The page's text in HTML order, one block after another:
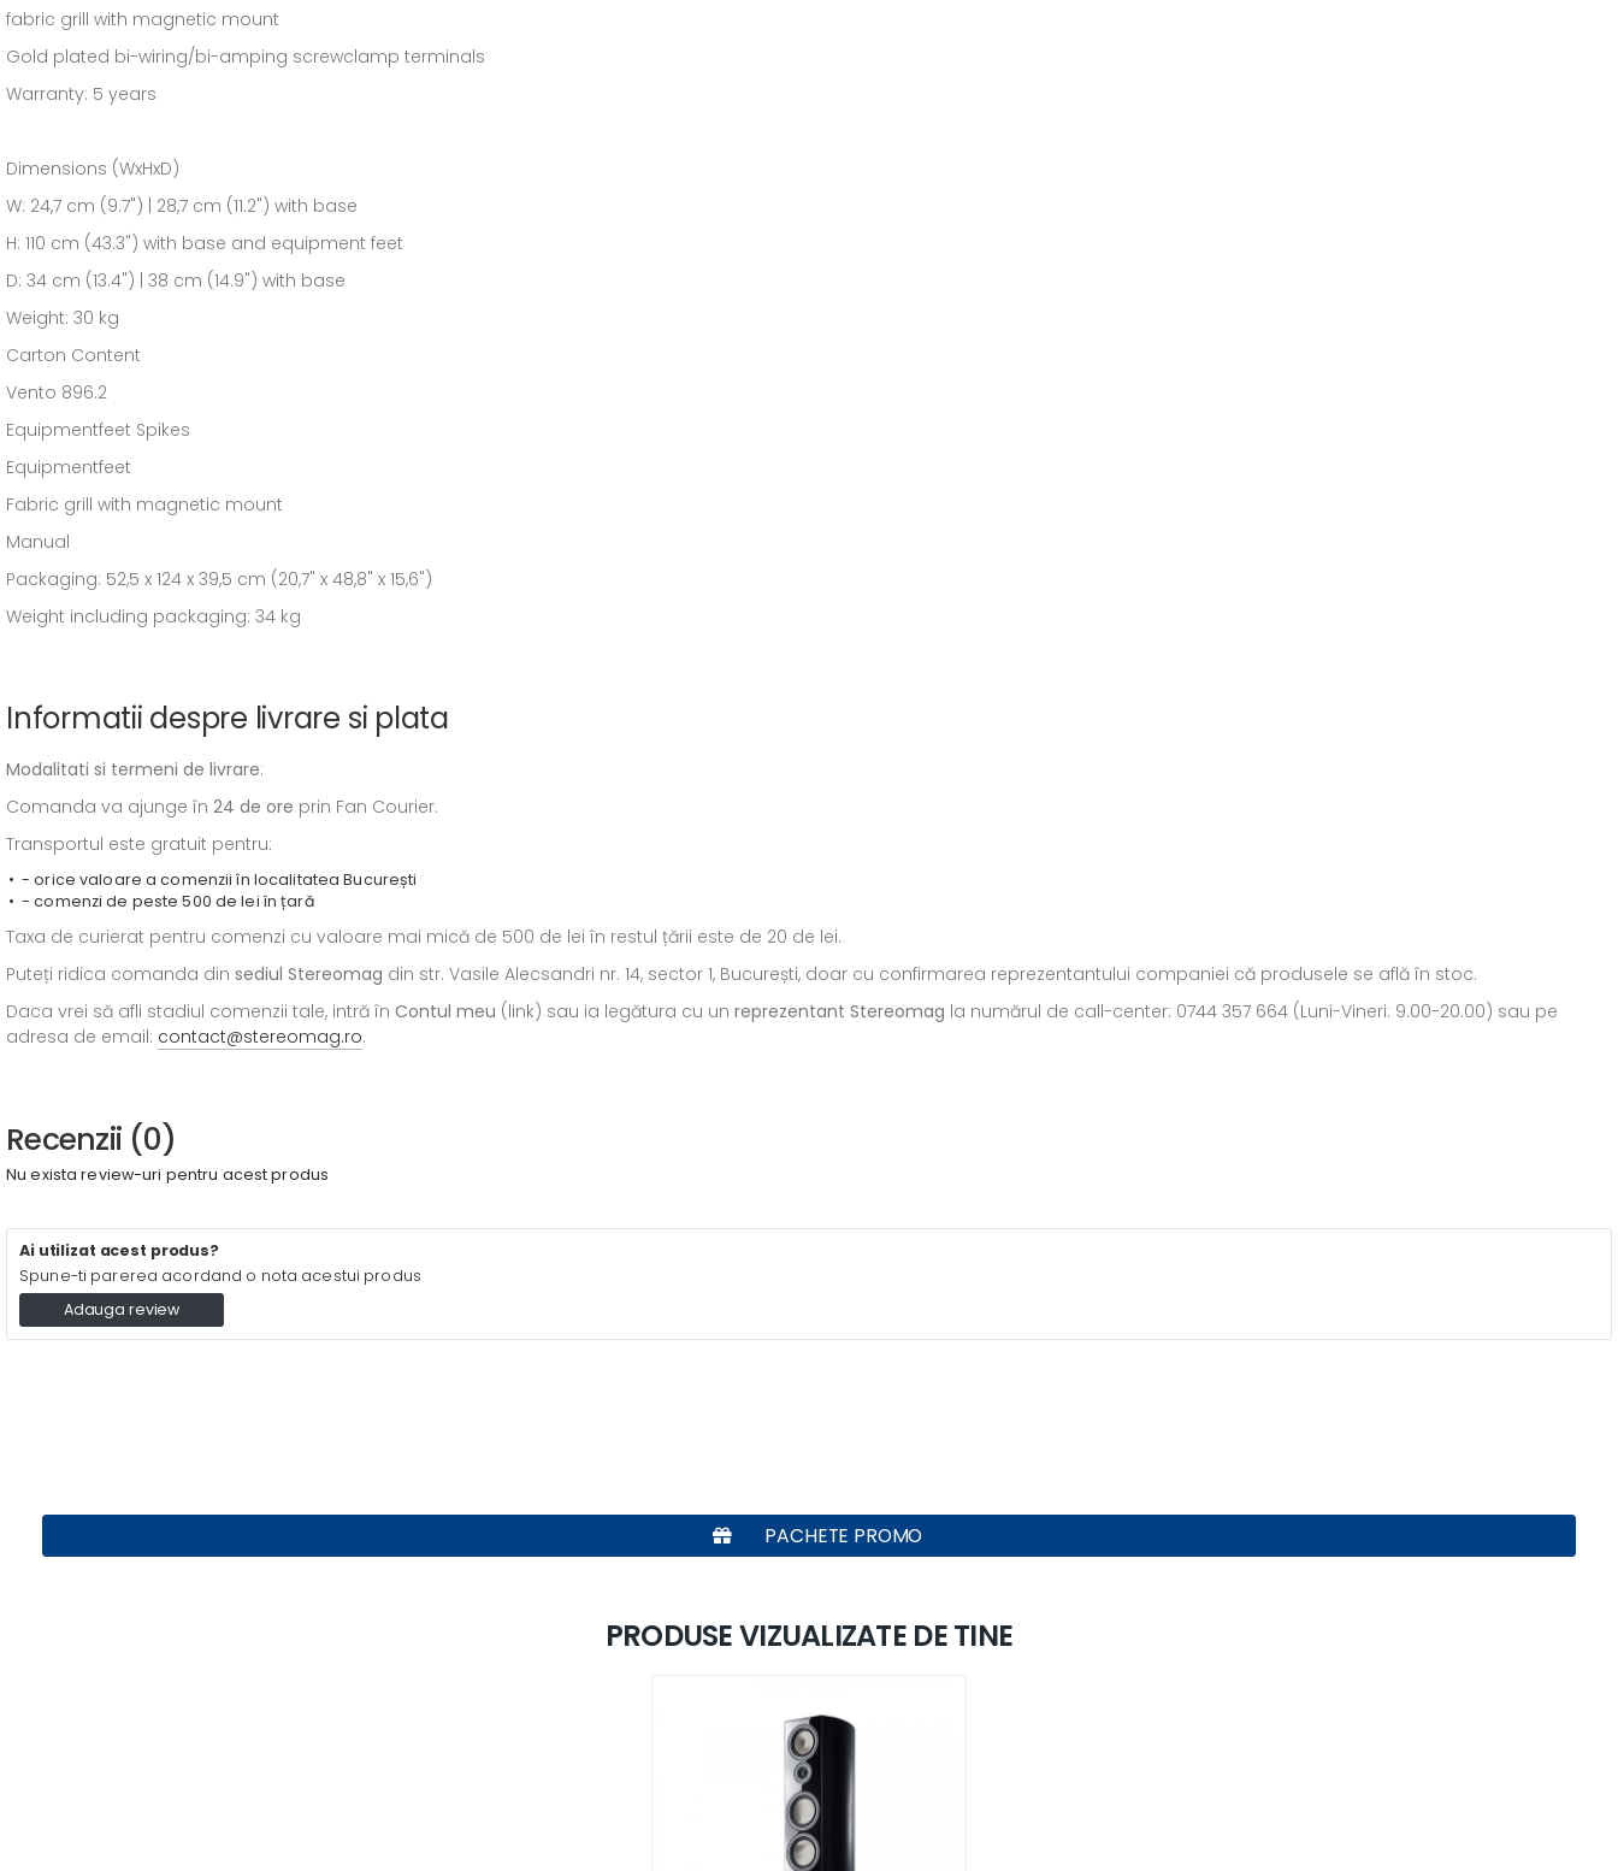
fabric grill with magnetic mount
Gold plated bi-wiring/bi-amping screwclamp terminals
Warranty: 5 years
Dimensions (WxHxD)
W: 24,7 cm (9.7") | 28,7 cm (11.2") with base
H: 110 cm (43.3") with base and equipment feet
D: 34 cm (13.4") | 38 cm (14.9") with base
Weight: 30 kg
Carton Content
Vento 896.2
Equipmentfeet Spikes
Equipmentfeet
Fabric grill with magnetic mount
Manual
Packaging: 52,5 x 124 x 39,5 cm (20,7" x 48,8" x 15,6")
Weight including packaging: 34 kg
Informatii despre livrare si plata
Modalitati si termeni de livrare:
Comanda va ajunge în 24 de ore prin Fan Courier.
Transportul este gratuit pentru:
- orice valoare a comenzii în localitatea București
- comenzi de peste 500 de lei în țară
Taxa de curierat pentru comenzi cu valoare mai mică de 500 de lei în restul țării este de 20 de lei.
Puteți ridica comanda din sediul Stereomag din str. Vasile Alecsandri nr. 14, sector 1, București, doar cu confirmarea reprezentantului companiei că produsele se află în stoc.
Daca vrei să afli stadiul comenzii tale, intră în Contul meu (link) sau ia legătura cu un reprezentant Stereomag la numărul de call-center: 0744 357 664 (Luni-Vineri: 9.00-20.00) sau pe
adresa de email: contact@stereomag.ro.
Recenzii (0)
Nu exista review-uri pentru acest produs
Ai utilizat acest produs?
Spune-ti parerea acordand o nota acestui produs
Adauga review
PACHETE PROMO
PRODUSE VIZUALIZATE DE TINE